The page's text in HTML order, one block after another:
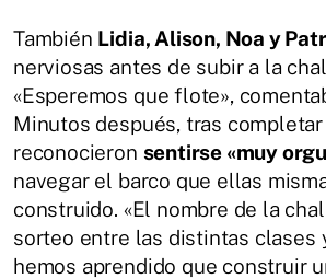
También Lidia, Alison, Noa y
nerviosas antes de subir a la
«Esperemos que flote»,
Minutos después, tras
reconocieron sentirse «muy
navegar el barco que ellas
construido. «El nombre de la
sorteo entre las distintas clases
hemos aprendido que construir